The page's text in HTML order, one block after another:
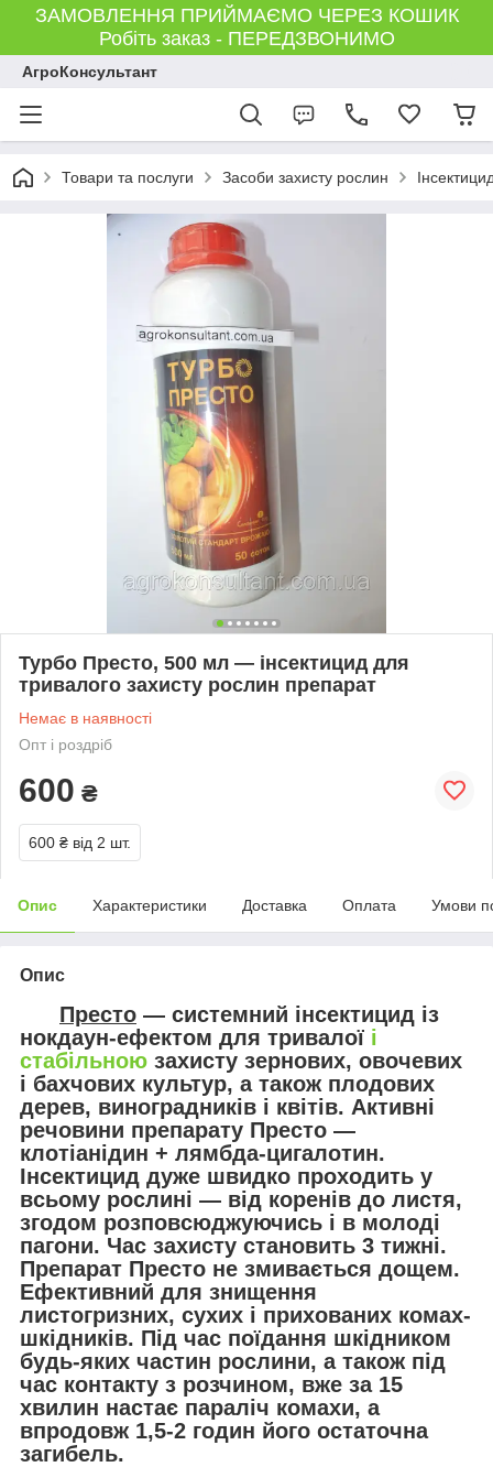
ЗАМОВЛЕННЯ ПРИЙМАЄМО ЧЕРЕЗ КОШИК
Робіть заказ - ПЕРЕДЗВОНИМО
АгроКонсультант
Товари та послуги Засоби захисту рослин
Турбо Престо, 500 мл — інсектицид для
тривалого захисту рослин препарат
Немає в наявності
Опт і роздріб
600 ₴
600 ₴ від 2 шт.
Опис Характеристики Доставка Оплата Умови
Опис
Престо — системний інсектицид із
нокдаун-ефектом для тривалої і
стабільною захисту зернових, овочевих
і бахчових культур, а також плодових
дерев, виноградників і квітів. Активні
речовини препарату Престо —
клотіанідин + лямбда-цигалотин.
Інсектицид дуже швидко проходить у
всьому рослині — від коренів до листя,
згодом розповсюджуючись і в молоді
пагони. Час захисту становить 3 тижні.
Препарат Престо не змивається дощем.
Ефективний для знищення
листогризних, сухих і прихованих комах-
шкідників. Під час поїдання шкідником
будь-яких частин рослини, а також під
час контакту з розчином, вже за 15
хвилин настає параліч комахи, а
впродовж 1,5-2 годин його остаточна
загибель.